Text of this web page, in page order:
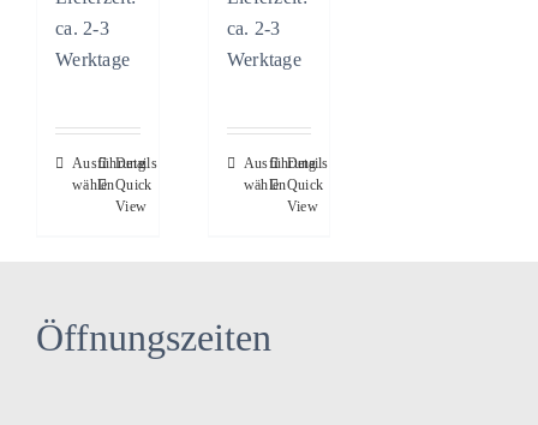
ca. 2-3
Werktage
Ausführung
wählen
Dieses
Produkt
Die
Details
Quick
View
ca. 2-3
Werktage
Ausführung
wählen
Dieses
Produkt
Die
Details
Quick
View
Öffnungszeiten